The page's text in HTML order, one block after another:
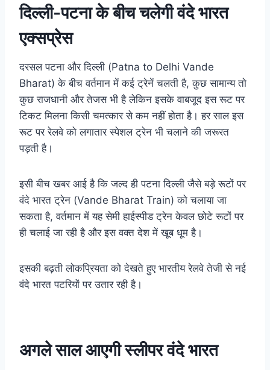
दिल्ली-पटना के बीच चलेगी वंदे भारत
एक्सप्रेस
दरसल पटना और दिल्ली (Patna to Delhi Vande
Bharat) के बीच वर्तमान में कई ट्रेनें चलती है, कुछ सामान्य तो
कुछ राजधानी और तेजस भी है लेकिन इसके वाबजूद इस रूट पर
टिकट मिलना किसी चमत्कार से कम नहीं होता है। हर साल इस
रूट पर रेलवे को लगातार स्पेशल ट्रेन भी चलाने की जरूरत
पड़ती है।
इसी बीच खबर आई है कि जल्द ही पटना दिल्ली जैसे बड़े रूटों पर
वंदे भारत ट्रेन (Vande Bharat Train) को चलाया जा
सकता है, वर्तमान में यह सेमी हाईस्पीड ट्रेन केवल छोटे रूटों पर
ही चलाई जा रही है और इस वक्त देश में खूब धूम है।
इसकी बढ़ती लोकप्रियता को देखते हुए भारतीय रेलवे तेजी से नई
वंदे भारत पटरियों पर उतार रही है।
अगले साल आएगी स्लीपर वंदे भारत